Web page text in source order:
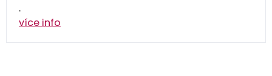
.
více info